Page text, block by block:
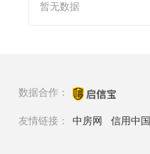
暂无数据
数据合作：
友情链接： 中房网 信用中国